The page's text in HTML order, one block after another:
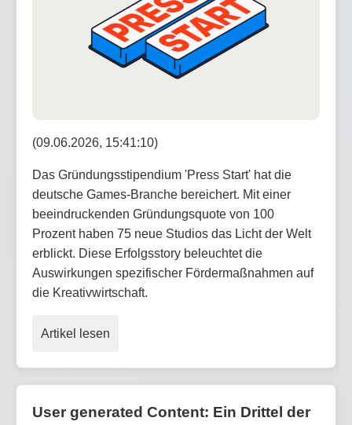
(09.06.2026, 15:41:10)
Das Gründungsstipendium 'Press Start' hat die
deutsche Games-Branche bereichert. Mit einer
beeindruckenden Gründungsquote von 100
Prozent haben 75 neue Studios das Licht der Welt
erblickt. Diese Erfolgsstory beleuchtet die
Auswirkungen spezifischer Fördermaßnahmen auf
die Kreativwirtschaft.
Artikel lesen
User generated Content: Ein Drittel der